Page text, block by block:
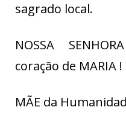
sagrado local.
NOSSA
coração de MARIA !
MÃE da